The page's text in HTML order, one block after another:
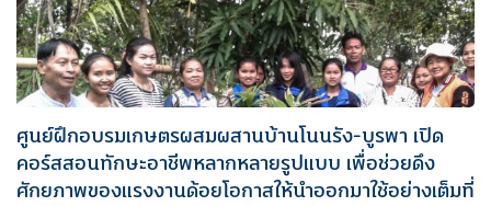
ศูนย์ฝึกอบรมเกษตรผสมผสานบ้านโนนรัง-บูรพา เปิด
คอร์สสอนทักษะอาชีพหลากหลายรูปแบบ เพื่อช่วยดึง
ศักยภาพของแรงงานด้อยโอกาสให้นำออกมาใช้อย่างเต็มที่